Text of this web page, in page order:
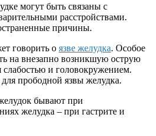
могут быть связаны с
расстройствами.
причины.
говорить о язве желудка. Особое
на внезапно возникшую острую
и головокружением.
прободной язвы желудка.
бывают при
желудка – при гастрите и